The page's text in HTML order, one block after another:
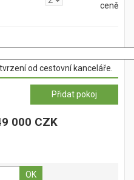
ceně
od cestovní kanceláře.
000 CZK